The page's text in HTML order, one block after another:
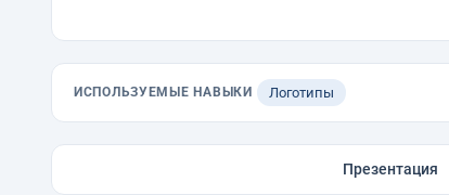
ИСПОЛЬЗУЕМЫЕ НАВЫКИ Логотипы
Презентация